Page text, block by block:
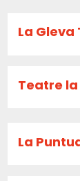
La Gleva
Teatre
La